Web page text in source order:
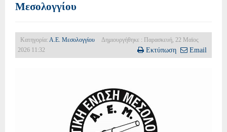
Μεσολογγίου
Κατηγορία: Α.Ε. Μεσολογγίου
Δημιουργήθηκε : Παρασκευή, 22 Μαϊος
2026 11:32
Εκτύπωση Email